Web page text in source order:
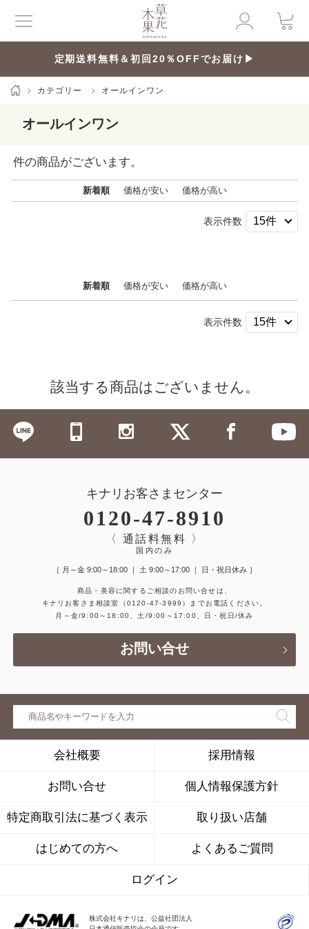
定期送料無料＆初回20％OFFでお届け▶
カテゴリー オールインワン
オールインワン
件の商品がございます。
新着順 価格が安い 価格が高い
表示件数
新着順 価格が安い 価格が高い
表示件数
該当する商品はございません。
キナリお客さまセンター
0120-47-8910
〈 通話料無料 〉
国内のみ
［ 月～金 9:00～18:00 ｜ 土 9:00～17:00 ｜ 日・祝日休み ］
商品・美容に関するご相談のお問い合せは、
キナリお客さま相談室
（0120-47-3999）
までお電話ください。
月～金/9:00～18:00、土/9:00～17:00、日・祝日/休み
お問い合せ
会社概要 採用情報
お問い合せ 個人情報保護方針
特定商取引法に基づく表示 取り扱い店舗
はじめての方へ よくあるご質問
ログイン
株式会社キナリは、公益社団法人